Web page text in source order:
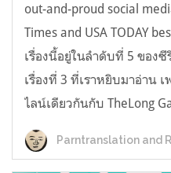
out-and-proud social
Times and USA TODAY
เรื่องนี้อยู่ในลำดับที่ 5 ของ
เรื่องที่ 3 ที่เราหยิบมาอ่าน
ไลน์เดียวกันกับ TheLong
Parntranslation and